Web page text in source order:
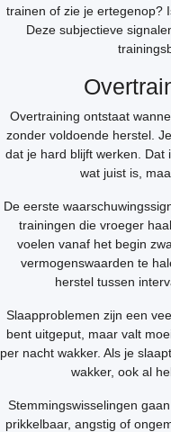
trainen of zie je ertegenop?
Deze subjectieve
Overtraining ontstaat
zonder voldoende herstel.
dat je hard blijft werken. Dat
wat juist is,
De eerste
trainingen die vroeger
voelen vanaf het begin
vermogenswaarden te
herstel tussen
Slaapproblemen zijn een
bent uitgeput, maar valt
per nacht wakker. Als je
wakker, ook al
Stemmingswisselingen
prikkelbaar, angstig of